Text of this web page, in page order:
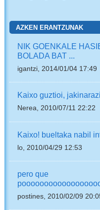
AZKEN ERANTZUNAK
NIK GOENKALE
BOLADA BAT ...
igantzi, 2014/01/04 17:49
Kaixo guztioi,
Nerea, 2010/07/11 22:22
Kaixo! bueltaka nabil
lo, 2010/04/29 12:53
pero que
postines, 2010/02/09